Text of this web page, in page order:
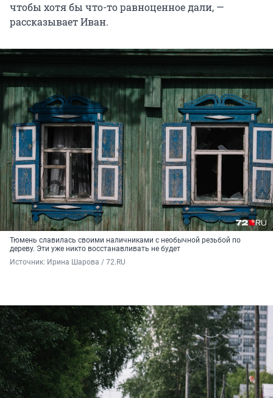
чтобы хотя бы что-то равноценное дали, —
рассказывает Иван.
Тюмень славилась своими наличниками с необычной резьбой по
дереву. Эти уже никто восстанавливать не будет
Источник: Ирина Шарова / 72.RU